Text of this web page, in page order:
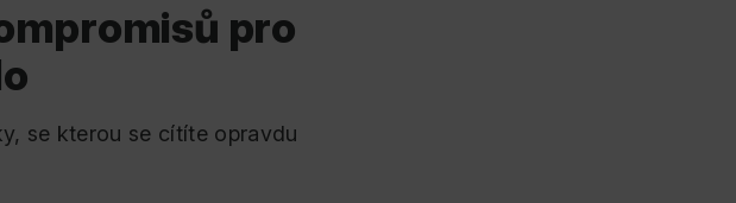
pro
se kterou se cítíte opravdu